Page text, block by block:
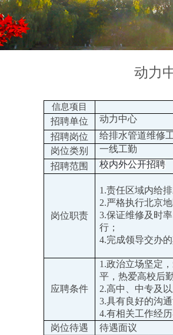
动力
信息项目
招聘单位
动力中心
招聘岗位
给排水管道维修工
岗位类别
一线工勤
招聘范围
校内外公开招聘
岗位职责
1.责任区域内给
2.严格执行北京
3.保证维修及时
行；
4.完成领导交办的
应聘条件
1.政治立场坚定
平，热爱高校后
2.高中、中专及
3.具有良好的沟
4.有相关工作经历
岗位待遇
待遇面议